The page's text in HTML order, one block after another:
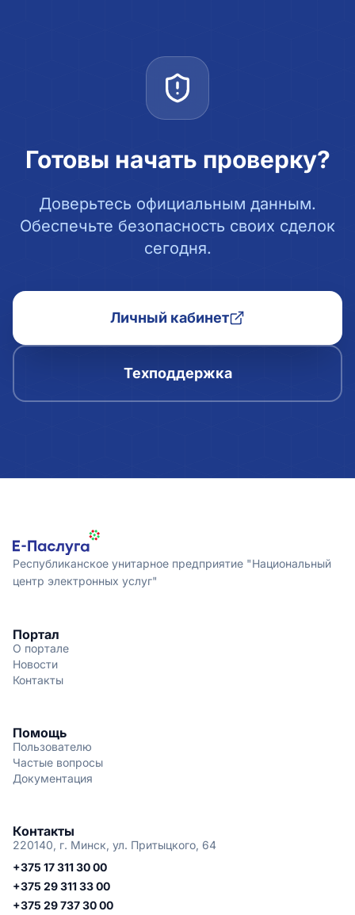
Готовы начать проверку?
Доверьтесь официальным данным.
Обеспечьте безопасность своих сделок
сегодня.
Личный кабинет
Техподдержка
Республиканское унитарное предприятие "Национальный
центр электронных услуг"
Портал
О портале
Новости
Контакты
Помощь
Пользователю
Частые вопросы
Документация
Контакты
220140, г. Минск, ул. Притыцкого, 64
+375 17 311 30 00
+375 29 311 33 00
+375 29 737 30 00